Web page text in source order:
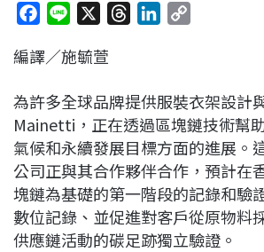
c
b
o
o
k
n
a
d
s
e
d
I
n
L
i
n
k
編譯／施毓萱
為許多全球品牌提供服裝衣架設計
Mainetti，正在透過區塊鏈技術幫
氣候和永續發展目標方面的進展。
公司正與其合作夥伴合作，預計在
塊鏈為基礎的第一階段的記錄和驗
數位記錄、並促進對客戶從原物料
供應鏈活動的碳足跡獨立驗證。